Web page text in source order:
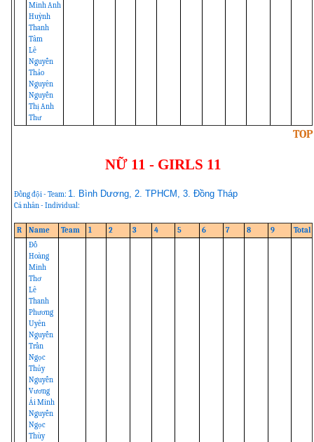
Minh Anh
Huỳnh
Thanh
Tâm
Lê
Nguyễn
Thảo
Nguyên
Nguyễn
Thị Anh
Thư
TOP
NỮ 11 - GIRLS 11
Đồng đội - Team: 1. Bình Dương, 2. TPHCM, 3. Đồng Tháp
Cá nhân - Individual:
R Name Team 1 2 3 4 5 6 7 8 9 Total
Đỗ
Hoàng
Minh
Thơ
Lê
Thanh
Phương
Uyên
Nguyễn
Trần
Ngọc
Thủy
Nguyễn
Vương
Ái Minh
Nguyễn
Ngọc
Thùy